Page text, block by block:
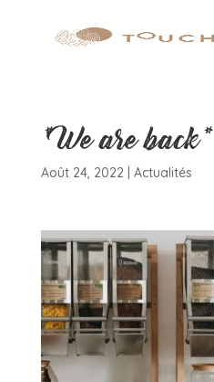
*We are back*
Août 24, 2022| Actualités